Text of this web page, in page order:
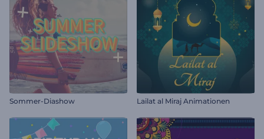
Sommer-Diashow Lailat al Miraj Animationen